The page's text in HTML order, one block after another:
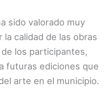
sido valorado muy
calidad de las obras
los participantes,
futuras ediciones que
arte en el municipio.